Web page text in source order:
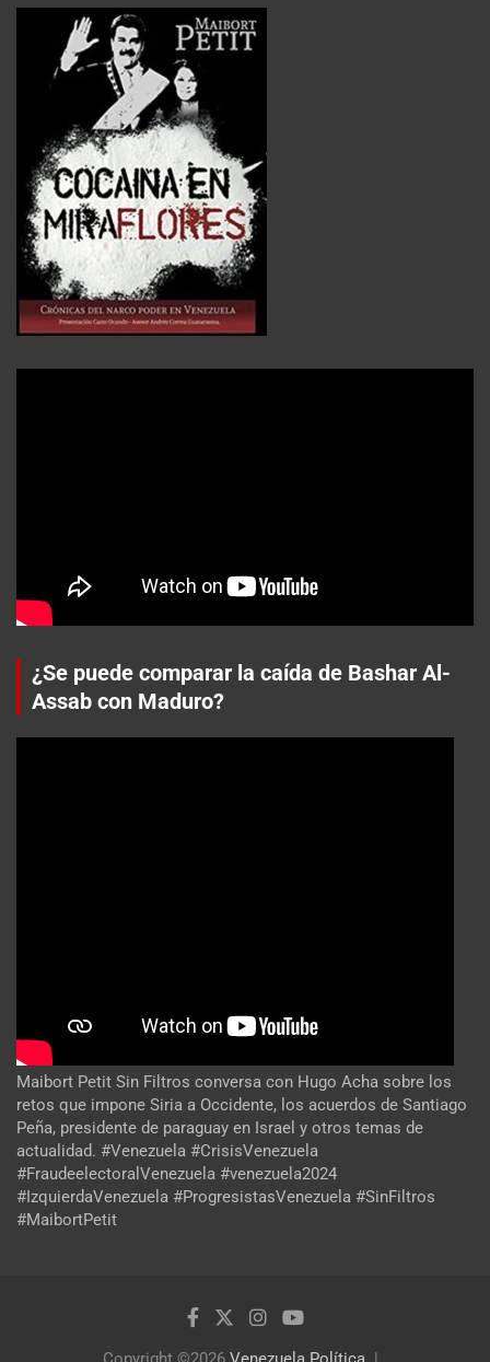
¿Se puede comparar la caída de Bashar Al-
Assab con Maduro?
Maibort Petit Sin Filtros conversa con Hugo Acha sobre los
retos que impone Siria a Occidente, los acuerdos de Santiago
Peña, presidente de paraguay en Israel y otros temas de
actualidad. #Venezuela #CrisisVenezuela
#FraudeelectoralVenezuela #venezuela2024
#IzquierdaVenezuela #ProgresistasVenezuela #SinFiltros
#MaibortPetit